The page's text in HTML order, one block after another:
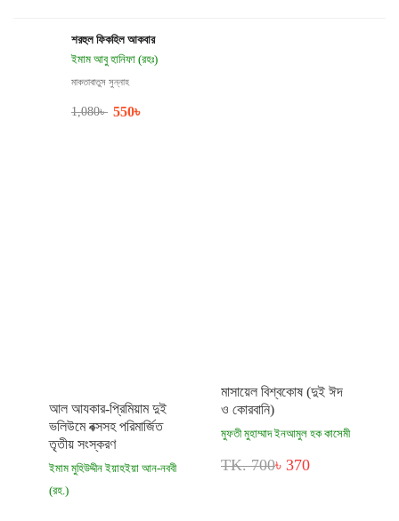
শরহুল ফিকহিল আকবার
ইমাম আবু হানিফা (রহঃ)
মাকতাবাতুস সুন্নাহ
1,080৳ 550৳
আল আযকার-প্রিমিয়াম দুই
ভলিউমে বক্সসহ পরিমার্জিত
তৃতীয় সংস্করণ
ইমাম মুহিউদ্দীন ইয়াহইয়া আন-নববী
(রহ.)
মাসায়েল বিশ্বকোষ (দুই ঈদ
ও কোরবানি)
মুফতী মুহাম্মাদ ইনআমুল হক কাসেমী
TK. 700৳ 370